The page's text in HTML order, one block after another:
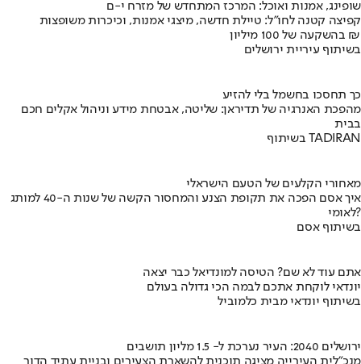
שופינג, אמנות ואוכל: המרכז המתחדש של מזרח י-ם
קפיצה קטנה לחו"ל: טיילת חדשה, מיצגי אמנות, וכיכרות משופצות
בהשקעה של 100 מיליון ₪
בשיתוף עיריית ירושלים
כך תחסכו בחשמל בלי להזיע
מהפכת האנרגיה של תדיראן: שליטה, אבטחת מידע וניהול אקלים חכם
בבית
בשיתוף TADIRAN
מאחורי הקלעים של הטעם הישראלי
איך אסם הפכה את תקופת הצנע והמחסור הקשה של שנות ה-40 למותג
לאומי?
בשיתוף אסם
אתם עוד לא שם? הטיסה למונדיאל כבר יצאה
יונדאי לוקחת אתכם לבמה הכי גדולה בעולם
בשיתוף יונדאי מבית כלמוביל
ירושלים 2040: העיר נערכת ל- 1.5 מליון תושבים